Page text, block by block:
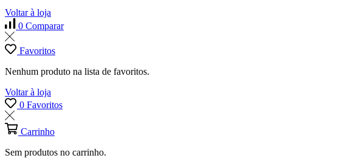
Voltar à loja
0 Comparar
Favoritos
Nenhum produto na lista de favoritos.
Voltar à loja
0 Favoritos
Carrinho
Sem produtos no carrinho.